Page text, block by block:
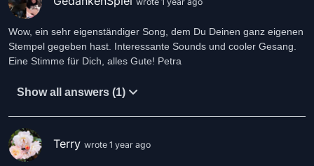
Wow, ein sehr eigenständiger Song, dem Du Deinen ganz eigenen
Stempel gegeben hast. Interessante Sounds und cooler Gesang.
Eine Stimme für Dich, alles Gute! Petra
Show all answers (1)
Terry wrote 1 year ago